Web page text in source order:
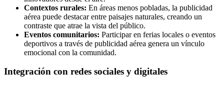
Contextos rurales: En áreas menos pobladas, la publicidad
aérea puede destacar entre paisajes naturales, creando un
contraste que atrae la vista del público.
Eventos comunitarios: Participar en ferias locales o eventos
deportivos a través de publicidad aérea genera un vínculo
emocional con la comunidad.
Integración con redes sociales y digitales